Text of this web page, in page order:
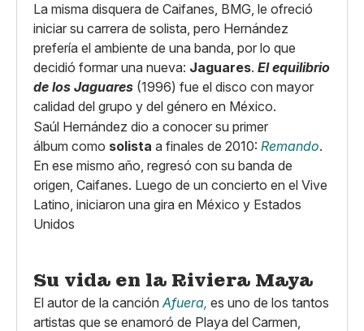
La misma disquera de Caifanes, BMG, le ofreció
iniciar su carrera de solista, pero Hernández
prefería el ambiente de una banda, por lo que
decidió formar una nueva: Jaguares. El equilibrio
de los Jaguares (1996) fue el disco con mayor
calidad del grupo y del género en México.
Saúl Hernández dio a conocer su primer
álbum como solista a finales de 2010: Remando.
En ese mismo año, regresó con su banda de
origen, Caifanes. Luego de un concierto en el Vive
Latino, iniciaron una gira en México y Estados
Unidos
Su vida en la Riviera Maya
El autor de la canción Afuera, es uno de los tantos
artistas que se enamoró de Playa del Carmen,